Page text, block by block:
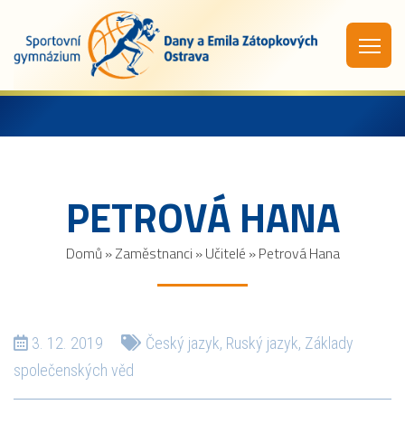
PETROVÁ HANA
Domů »Zaměstnanci »Učitelé »Petrová Hana
3. 12. 2019 Český jazyk, Ruský jazyk, Základy
společenských věd